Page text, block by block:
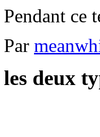
Pendant ce
Par
les deux